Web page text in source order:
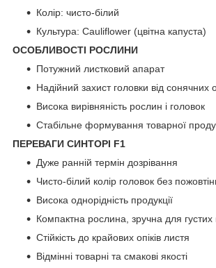
Колір: чисто-білий
Культура: Cauliflower (цвітна капуста)
ОСОБЛИВОСТІ РОСЛИНИ
Потужний листковий апарат
Надійний захист головки від сонячних
Висока вирівняність рослин і головок
Стабільне формування товарної
ПЕРЕВАГИ СИНТОРІ F1
Дуже ранній термін дозрівання
Чисто-білий колір головок без
Висока однорідність продукції
Компактна рослина, зручна для густих
Стійкість до крайових опіків листя
Відмінні товарні та смакові якості